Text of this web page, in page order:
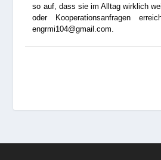
so auf, dass sie im Alltag wirklich
oder Kooperationsanfragen
engrmi104@gmail.com.